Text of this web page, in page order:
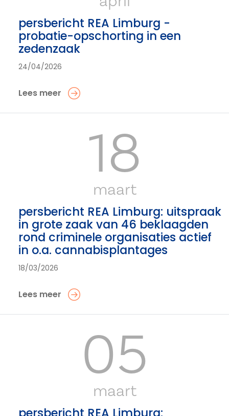
persbericht REA Limburg -
probatie-opschorting in een
zedenzaak
24/04/2026
Lees meer
18
maart
persbericht REA Limburg: uitspraak
in grote zaak van 46 beklaagden
rond criminele organisaties actief
in o.a. cannabisplantages
18/03/2026
Lees meer
05
maart
persbericht REA Limburg: